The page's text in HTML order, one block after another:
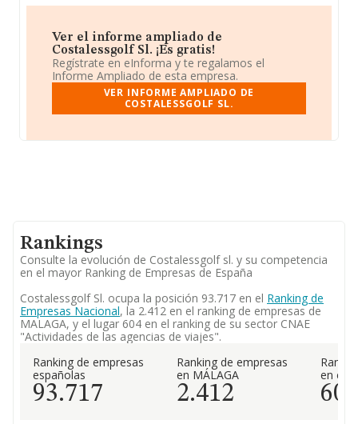
Ver el informe ampliado de
Costalessgolf Sl. ¡Es gratis!
Regístrate en eInforma y te regalamos el
Informe Ampliado de esta empresa.
VER INFORME AMPLIADO DE
COSTALESSGOLF SL.
Rankings
Consulte la evolución de Costalessgolf sl. y su competencia
en el mayor Ranking de Empresas de España
Costalessgolf Sl. ocupa la posición 93.717 en el Ranking de
Empresas Nacional, la 2.412 en el ranking de empresas de
MALAGA, y el lugar 604 en el ranking de su sector CNAE
"Actividades de las agencias de viajes".
Ranking de empresas
españolas
93.717
Ranking de empresas
en MÁLAGA
2.412
en el
604